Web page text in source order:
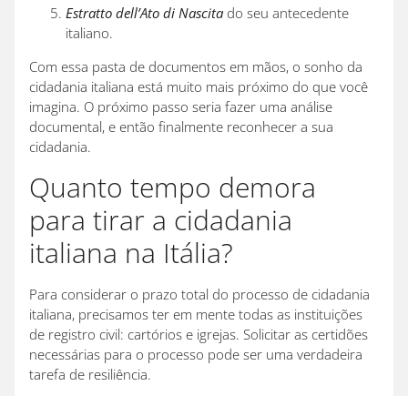
Estratto dell’Ato di Nascita do seu antecedente
italiano.
Com essa pasta de documentos em mãos, o sonho da
cidadania italiana está muito mais próximo do que você
imagina. O próximo passo seria fazer uma análise
documental, e então finalmente reconhecer a sua
cidadania.
Quanto tempo demora
para tirar a cidadania
italiana na Itália?
Para considerar o prazo total do processo de cidadania
italiana, precisamos ter em mente todas as instituições
de registro civil: cartórios e igrejas. Solicitar as certidões
necessárias para o processo pode ser uma verdadeira
tarefa de resiliência.